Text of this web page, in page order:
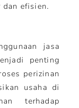
dan efisien.
jasa
penting
perizinan
usaha di
terhadap